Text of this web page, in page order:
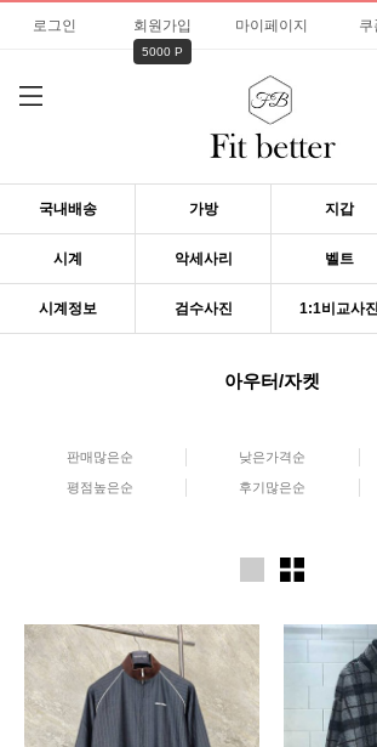
로그인 회원가입
5000 P
마이페이지 쿠
국내배송 가방 지갑
시계 악세사리 벨트
시계정보 검수사진 1:1비교사진
아우터/자켓
판매많은순 낮은가격순
평점높은순 후기많은순